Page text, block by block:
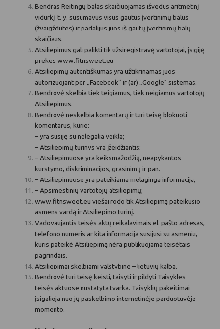
Bendras Reitingų balas skaičiuojamas išvedus aritmetinį
vidurkį, t. y. susumavus visus gautus įvertinimų balus
(žvaigždutes) ir padalijus juos iš gautų įvertinimų balų
skaičiaus.
Atsiliepimus gali palikti tik užsiregistravę vartotojai, įsigiję
prekeswww.fitnsweet.eu
Atsiliepimų autentiškumas yra užtikrinamas juos
autorizuojant per „Facebook“ ir (ar) „Google“ sistemas.
Bendrovė skelbia tiek teigiamus, tiek neigiamus vartotojų
Atsiliepimus.
Bendrovė neskelbia komentarų ir turi teisę blokuoti
komentarus, kurie:
– yra susiję su nelegalia veikla;
– Atsiliepimų turinys yra įžeidžiantis;
– Atsiliepimuose yra keiksmažodžių, neapykantos
kurstymo, diskriminacijos, grasinimų ir pan.
– Atsiliepimuose yra pateikiama melaginga informacija;
– Apsimestinių vartotojų atsiliepimų;
www.fitnsweet.eu viešai rodo tik Atsiliepimą pateikusio
asmens vardą ir Atsiliepimo turinį.
Vadovaujantis teisės aktų reikalavimais el. pašto adresas,
telefono numeris ar kita informacija susijusi su asmeniu,
kuris pateikė Atsiliepimą nėra publikuojama teisėtais
pagrindais.
Atsiliepimai skelbiami valstybine – lietuvių kalba.
Bendrovė turi teisę keisti, taisyti ir pildyti Taisykles
teisės aktuose nustatyta tvarka. Taisyklių pakeitimai
įsigalioja nuo jų paskelbimo internetinėje parduotuvėje
momento.